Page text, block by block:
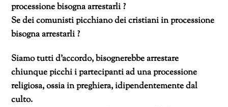
processione bisogna arrestarli ?
Se dei comunisti picchiano dei cristiani in processione
bisogna arrestarli ?
Siamo tutti d’accordo, bisognerebbe arrestare
chiunque picchi i partecipanti ad una processione
religiosa, ossia in preghiera, idipendentemente dal
culto.